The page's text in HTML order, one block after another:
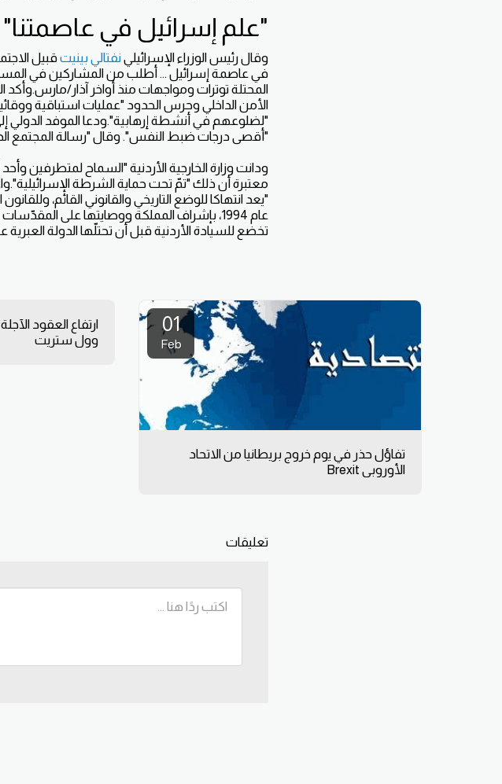
"علم إسرائيل في عاصمتنا"
وقال رئيس الوزراء الإسرائيلينفتالي بينيتقبيل
في عاصمة إسرائيل ... أطلب من المشاركين في
المحتلة توترات ومواجهات منذ أواخر آذار/
الأمن الداخلي وحرس الحدود "عمليات استباقية
"لضلوعهم في أنشطة إرهابية".ودعا الموفد الدولي
"أقصى درجات ضبط النفس". وقال "رسالة المجتمع
ودانت وزارة الخارجية الأردنية "السماح لمتطرفين
معتبرة أن ذلك "تمّ تحت حماية الشرطة
"يعد انتهاكا للوضع التاريخي والقانوني القائم،
عام 1994، بإشراف المملكة ووصايتها على
تخضع للسيادة الأردنية قبل أن تحتلّها الدولة العبرية عام
01
Feb
تفاؤل حذر في يوم خروج بريطانيا من الاتحاد
الأوروبي Brexit
ارتفاع العقود
وول ستريت
تعليقات